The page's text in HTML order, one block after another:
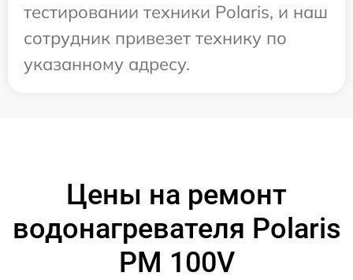
тестировании техники Polaris, и наш
сотрудник привезет технику по
указанному адресу.
Цены на ремонт
водонагревателя Polaris
PM 100V